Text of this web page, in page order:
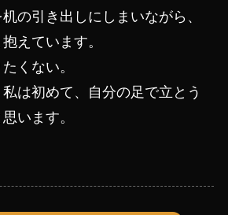
の引き出しにしまいながら、
えています。
くない。
は初めて、自分の足で立とう
います。